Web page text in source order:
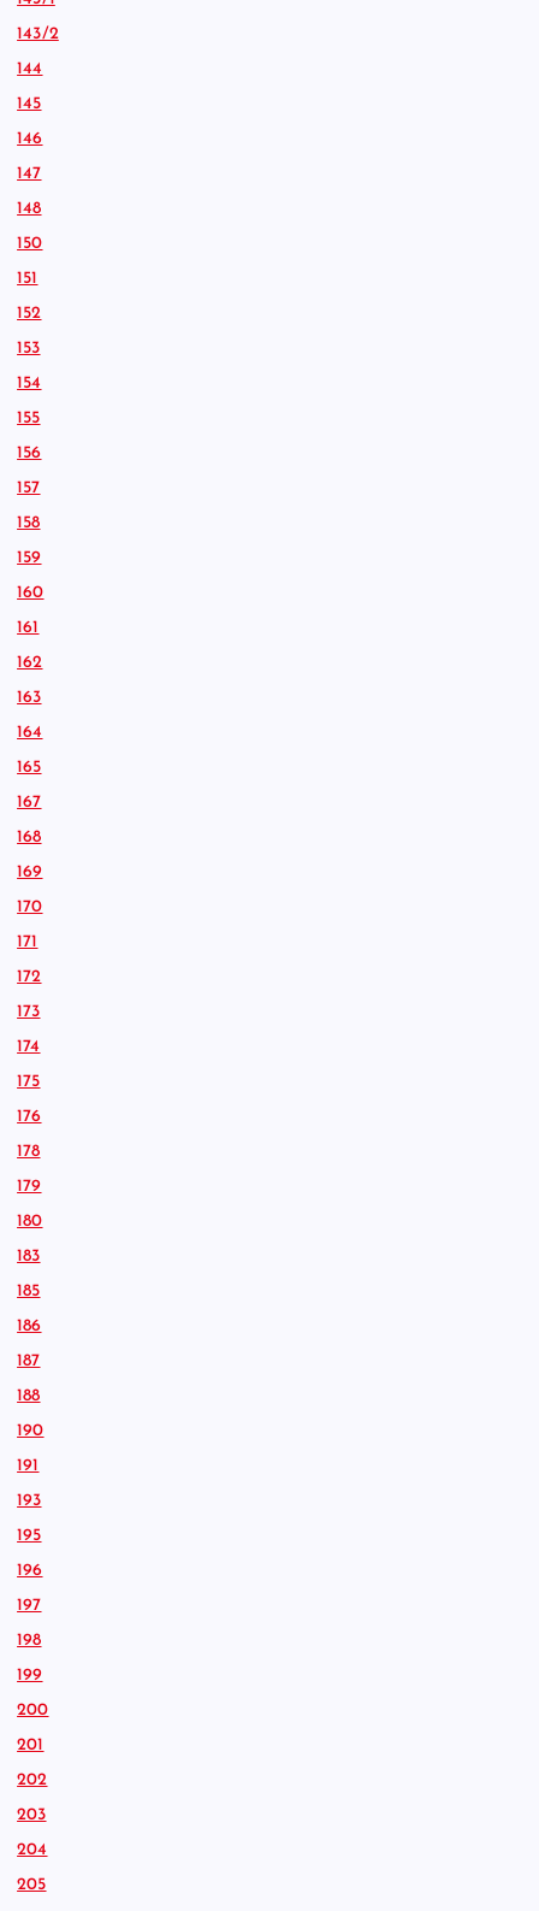
143/2
144
145
146
147
148
150
151
152
153
154
155
156
157
158
159
160
161
162
163
164
165
167
168
169
170
171
172
173
174
175
176
178
179
180
183
185
186
187
188
190
191
193
195
196
197
198
199
200
201
202
203
204
205